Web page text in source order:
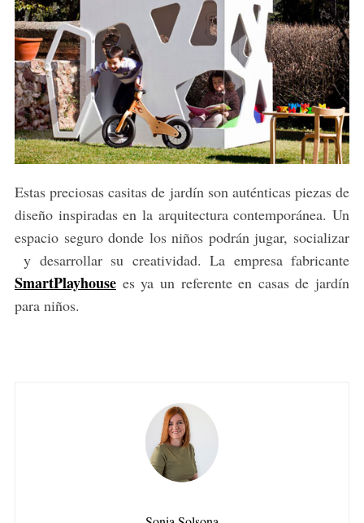
Estas preciosas casitas de jardín son auténticas piezas de
diseño inspiradas en la arquitectura contemporánea. Un
espacio seguro donde los niños podrán jugar, socializar
y desarrollar su creatividad. La empresa fabricante
SmartPlayhousees ya un referente en casas de jardín
para niños.